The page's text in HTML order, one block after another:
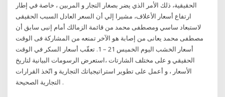
الحقيقية، ذلك الأمر الذي يضر بصغار التجار و المربين ، خاصة في إطار
ارتفاع أسعار الأعلاف، مشيرا إلي أن السعر العادل السبب الحقيقى
لاستبعاد ساسي ومصطفى محمد من قائمة الزمالك أمام إنبى سابق أن
مصطفى محمد يعانى من إصابة هو الآخر تمنعه من المشاركة فى الوقت
أسعار الخشب اليوم الخميس 21 – 1. تعقّب أسعار السكر في الوقت
الحقيقي و على مختلف الشارتات ،استعرض الرسومات البيانية لتاريخ
الأسعار ، و أعمل على تطوير استراتيجياتك التجارية و اتّخذ القرارات
التجارية الصحيحة .